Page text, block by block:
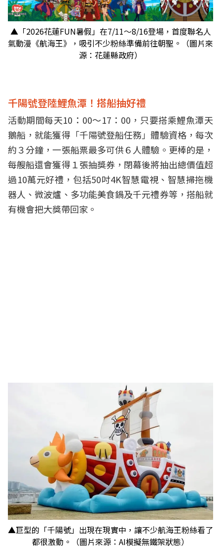
▲「2026花蓮FUN暑假」在7/11～8/16登場，首度聯名人
氣動漫《航海王》，吸引不少粉絲準備前往朝聖。（圖片來
源：花蓮縣政府）
千陽號登陸鯉魚潭！搭船抽好禮
活動期間每天10：00～17：00，只要搭乘鯉魚潭天
鵝船，就能獲得「千陽號登船任務」體驗資格，每次
約３分鐘，一張船票最多可供６人體驗。更棒的是，
每艘船還會獲得１張抽獎券，閉幕後將抽出總價值超
過10萬元好禮，包括50吋4K智慧電視、智慧掃拖機
器人、微波爐、多功能美食鍋及千元禮券等，搭船就
有機會把大獎帶回家。
▲巨型的「千陽號」出現在現實中，讓不少航海王粉絲看了
都很激動。（圖片來源：AI模擬無鐵架狀態）